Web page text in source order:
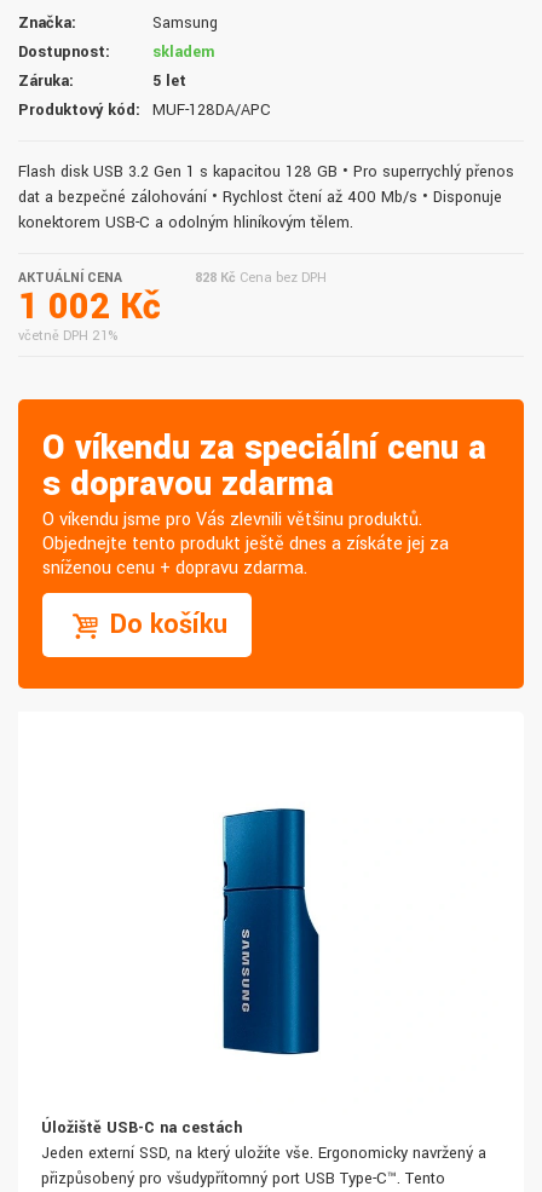
Značka:
Samsung
Dostupnost:
skladem
Záruka:
5 let
Produktový kód:
MUF-128DA/APC
Flash disk USB 3.2 Gen 1 s kapacitou 128 GB • Pro superrychlý přenos
dat a bezpečné zálohování • Rychlost čtení až 400 Mb/s • Disponuje
konektorem USB-C a odolným hliníkovým tělem.
AKTUÁLNÍ CENA
1 002 Kč
včetně DPH 21%
828 Kč Cena bez DPH
O víkendu za speciální cenu a
s dopravou zdarma
O víkendu jsme pro Vás zlevnili většinu produktů.
Objednejte tento produkt ještě dnes a získáte jej za
sníženou cenu + dopravu zdarma.
Do košíku
Úložiště USB-C na cestách
Jeden externí SSD, na který uložíte vše. Ergonomicky navržený a
přizpůsobený pro všudypřítomný port USB Type-C™. Tento